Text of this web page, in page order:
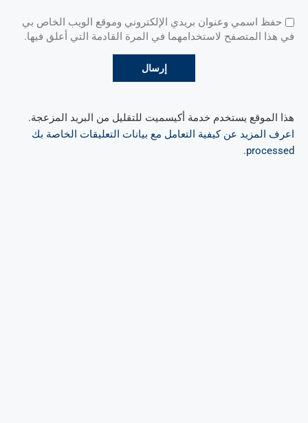
حفظ اسمي وعنوان بريدي الإلكتروني وموقع الويب الخاص بي
في هذا المتصفح لاستخدامهما في المرة القادمة التي أعلق فيها.
هذا الموقع يستخدم خدمة أكيسميت للتقليل من البريد المزعجة.
اعرف المزيد عن كيفية التعامل مع بيانات التعليقات الخاصة بك
processed
.